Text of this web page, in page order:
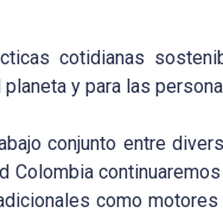
cotidianas
y para las
conjunto entre
Colombia
como